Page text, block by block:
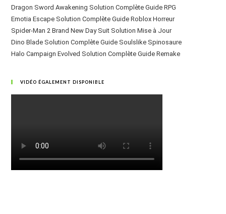
Dragon Sword Awakening Solution Complète Guide RPG
Emotia Escape Solution Complète Guide Roblox Horreur
Spider-Man 2 Brand New Day Suit Solution Mise à Jour
Dino Blade Solution Complète Guide Soulslike Spinosaure
Halo Campaign Evolved Solution Complète Guide Remake
VIDÉO ÉGALEMENT DISPONIBLE